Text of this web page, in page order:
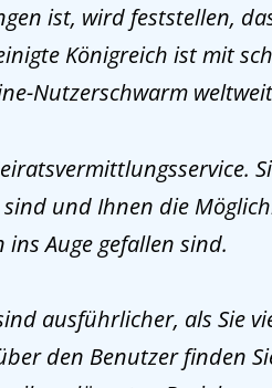
ist, wird feststellen,
Königreich ist mit
Nutzerschwarm
und Ihnen die
Auge gefallen sind.
ausführlicher, als Sie
den Benutzer finden